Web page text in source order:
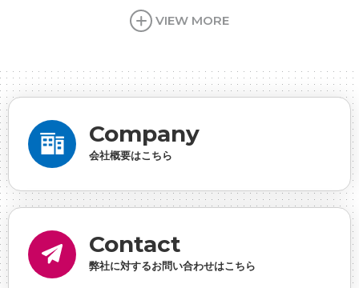
#ゲーム開発
#シフォンめし
デザイナー
#プランナー #プログラマー
#プログ
ラム愛
事業実績
#事業紹介 #仕事紹介
#休業日
らん
#健康企業宣言 #健康優良法人 #入社式
#
理・ゲームPM
#勉強会
に理解した
VIEW MORE
Company
会社概要はこちら
Contact
弊社に対するお問い合わせはこちら